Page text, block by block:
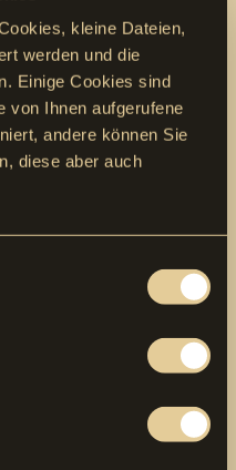
kleine Dateien,
werden und die
Einige Cookies sind
von Ihnen aufgerufene
andere können Sie
diese aber auch